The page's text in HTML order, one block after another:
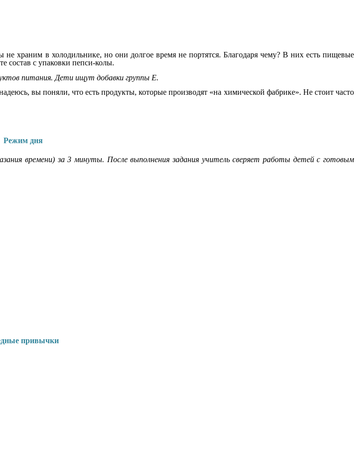
храним в холодильнике, но они долгое время не портятся. Благодаря чему? В них есть пищевые
состав с упаковки пепси-колы.
питания. Дети ищут добавки группы Е.
вы поняли, что есть продукты, которые производят «на химической фабрике». Не стоит часто
Режим дня
времени) за 3 минуты. После выполнения задания учитель сверяет работы детей с готовым
привычки